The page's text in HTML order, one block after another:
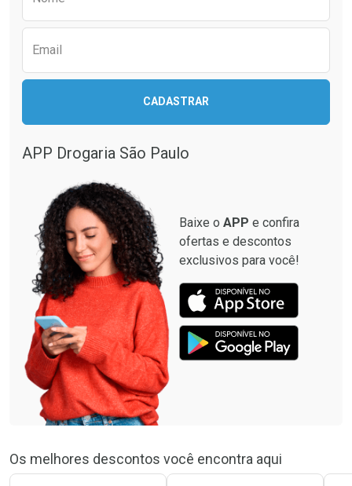
Email
CADASTRAR
APP Drogaria São Paulo
Baixe o APP e confira
ofertas e descontos
exclusivos para você!
Os melhores descontos você encontra aqui